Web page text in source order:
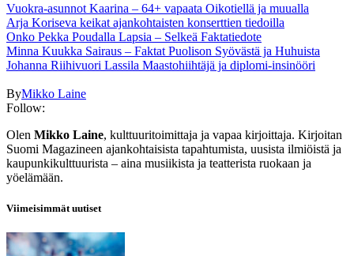
Vuokra-asunnot Kaarina – 64+ vapaata Oikotiellä ja muualla
Arja Koriseva keikat ajankohtaisten konserttien tiedoilla
Onko Pekka Poudalla Lapsia – Selkeä Faktatiedote
Minna Kuukka Sairaus – Faktat Puolison Syövästä ja Huhuista
Johanna Riihivuori Lassila Maastohiihtäjä ja diplomi-insinööri
ByMikko Laine
Follow:
Olen Mikko Laine, kulttuuritoimittaja ja vapaa kirjoittaja. Kirjoitan
Suomi Magazineen ajankohtaisista tapahtumista, uusista ilmiöistä ja
kaupunkikulttuurista – aina musiikista ja teatterista ruokaan ja
yöelämään.
Viimeisimmät uutiset